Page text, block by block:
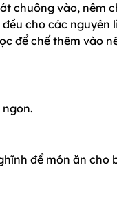
chuông vào, nêm
cho các nguyên
để chế thêm vào
để món ăn cho